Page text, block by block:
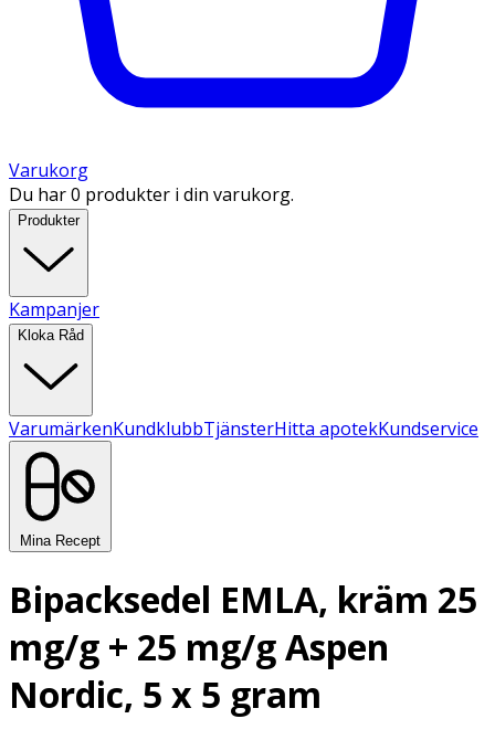
Varukorg
Du har 0 produkter i din varukorg.
Produkter
Kampanjer
Kloka Råd
VarumärkenKundklubbTjänsterHitta apotekKundservice
Mina Recept
Bipacksedel EMLA, kräm 25
mg/g + 25 mg/g Aspen
Nordic, 5 x 5 gram